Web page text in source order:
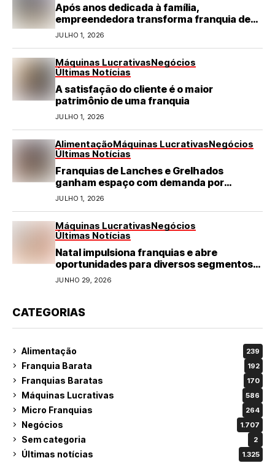
Após anos dedicada à família,
empreendedora transforma franquia de
turismo em negócio de destaque no RN
JULHO 1, 2026
Máquinas LucrativasNegócios
Últimas Notícias
A satisfação do cliente é o maior
patrimônio de uma franquia
JULHO 1, 2026
AlimentaçãoMáquinas LucrativasNegócios
Últimas Notícias
Franquias de Lanches e Grelhados
ganham espaço com demanda por
refeições rápidas e de qualidade
JULHO 1, 2026
Máquinas LucrativasNegócios
Últimas Notícias
Natal impulsiona franquias e abre
oportunidades para diversos segmentos
do varejo
JUNHO 29, 2026
CATEGORIAS
Alimentação 239
Franquia Barata 192
Franquias Baratas 170
Máquinas Lucrativas 586
Micro Franquias 264
Negócios 1.707
Sem categoria 2
Últimas notícias 1.325